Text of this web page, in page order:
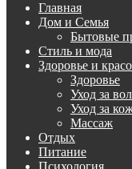
Главная
Дом и Семья
Бытовые
Стиль и мода
Здоровье и
Здоровье
Уход за
Уход за
Массаж
Отдых
Питание
Психология